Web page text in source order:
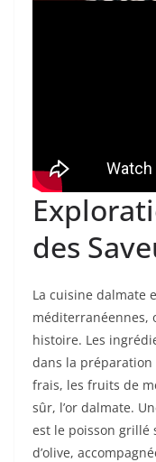
des
La cuisine dalmate
méditerranéennes,
histoire. Les
dans la préparation
frais, les fruits de
sûr, l’or dalmate.
est le poisson grillé
d’olive,